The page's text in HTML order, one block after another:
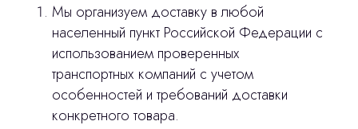
Мы организуем доставку в любой
населенный пункт Российской Федерации с
использованием проверенных
транспортных компаний с учетом
особенностей и требований доставки
конкретного товара.